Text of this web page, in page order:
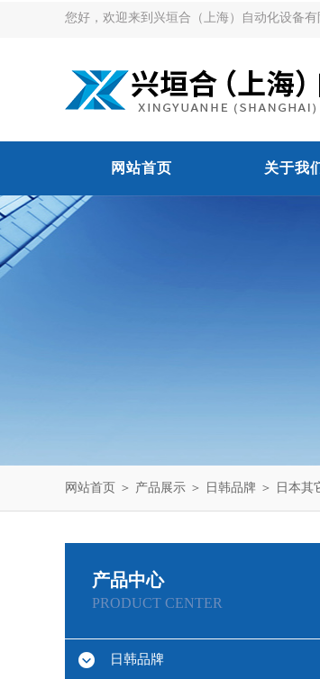
您好，欢迎来到兴垣合（上海）自动化设备有
网站首页 关于我
网站首页 ＞ 产品展示 ＞ 日韩品牌 ＞ 日本其
产品中心
PRODUCT CENTER
日韩品牌